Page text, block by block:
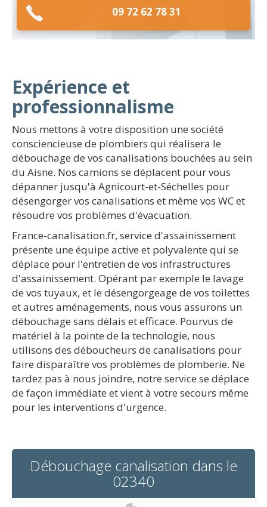
09 72 62 78 31
Expérience et
professionnalisme
Nous mettons à votre disposition une société
consciencieuse de plombiers qui réalisera le
débouchage de vos canalisations bouchées au sein
du Aisne. Nos camions se déplacent pour vous
dépanner jusqu'à Agnicourt-et-Séchelles pour
désengorger vos canalisations et même vos WC et
résoudre vos problèmes d'évacuation.
France-canalisation.fr, service d'assainissement
présente une équipe active et polyvalente qui se
déplace pour l'entretien de vos infrastructures
d'assainissement. Opérant par exemple le lavage
de vos tuyaux, et le désengorgeage de vos toilettes
et autres aménagements, nous vous assurons un
débouchage sans délais et efficace. Pourvus de
matériel à la pointe de la technologie, nous
utilisons des déboucheurs de canalisations pour
faire disparaître vos problèmes de plomberie. Ne
tardez pas à nous joindre, notre service se déplace
de façon immédiate et vient à votre secours même
pour les interventions d'urgence.
Débouchage canalisation dans le
02340